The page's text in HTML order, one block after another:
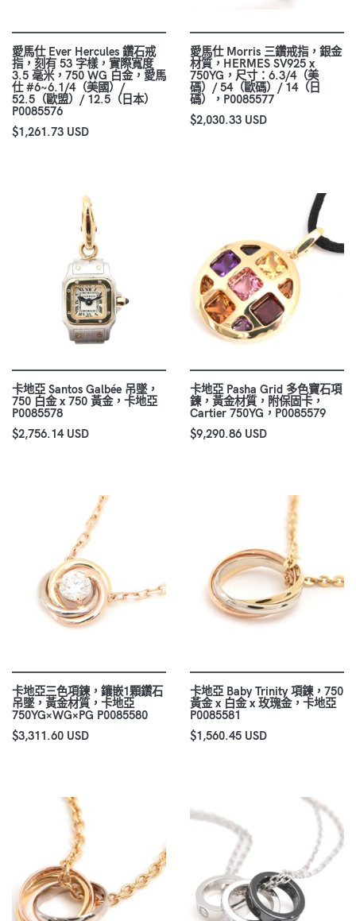
愛馬仕 Ever Hercules 鑽石戒
指，刻有 53 字樣，實際寬度
3.5 毫米，750 WG 白金，愛馬
仕 #6~6.1/4（美國）/
52.5（歐盟）/ 12.5（日本）
P0085576
$1,261.73 USD
愛馬仕 Morris 三鑽戒指，銀金
材質，HERMES SV925 x
750YG，尺寸：6.3/4（美
碼）/ 54（歐碼）/ 14（日
碼），P0085577
$2,030.33 USD
卡地亞 Santos Galbée 吊墜，
750 白金 x 750 黃金，卡地亞
P0085578
$2,756.14 USD
卡地亞 Pasha Grid 多色寶石項
鍊，黃金材質，附保固卡，
Cartier 750YG，P0085579
$9,290.86 USD
卡地亞三色項鍊，鑲嵌1顆鑽石
吊墜，黃金材質，卡地亞
750YG×WG×PG P0085580
$3,311.60 USD
卡地亞 Baby Trinity 項鍊，750
黃金 x 白金 x 玫瑰金，卡地亞
P0085581
$1,560.45 USD